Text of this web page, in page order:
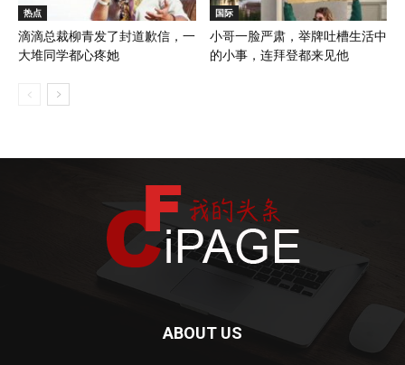
热点
滴滴总裁柳青发了封道歉信，一
大堆同学都心疼她
国际
小哥一脸严肃，举牌吐槽生活中
的小事，连拜登都来见他
ABOUT US